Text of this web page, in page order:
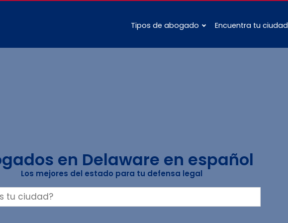
Tipos de abogado Encuentra tu ciudad
en Delaware en español
Los mejores del estado para tu defensa legal
Buscar